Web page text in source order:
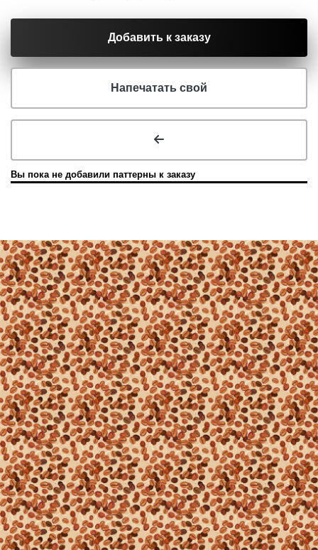
Добавить к заказу
Напечатать свой
Вы пока не добавили паттерны к заказу